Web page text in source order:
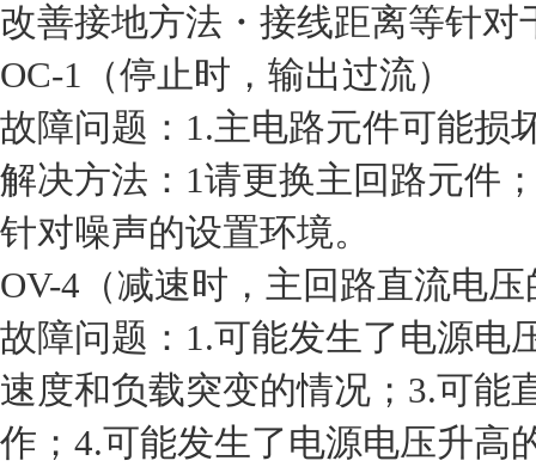
改善接地方法・接线距离等针对干
OC-1（停止时，输出过流）
故障问题：1.主电路元件可能损坏
解决方法：1请更换主回路元件
针对噪声的设置环境。
OV-4（减速时，主回路直流电
故障问题：1.可能发生了电源电
速度和负载突变的情况；3.可
作；4.可能发生了电源电压升高的